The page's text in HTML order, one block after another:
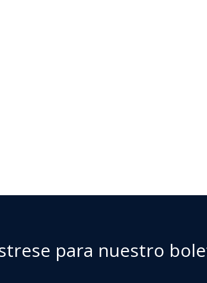
hacer cualquier color siempre que pueda
para nuestro